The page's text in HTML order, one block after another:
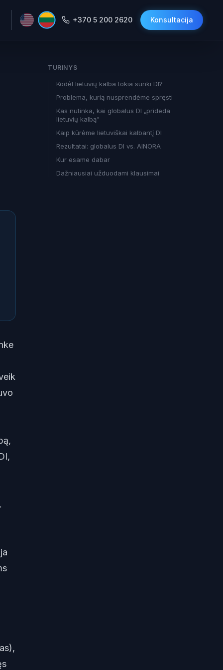
+370 5 200 2620 Konsultacija
TURINYS
Kodėl lietuvių kalba tokia sunki DI?
Problema, kurią nusprendėme spręsti
Kas nutinka, kai globalus DI „prideda
lietuvių kalbą"
Kaip kūrėme lietuviškai kalbantį DI
Rezultatai: globalus DI vs. AINORA
Kur esame dabar
Dažniausiai užduodami klausimai